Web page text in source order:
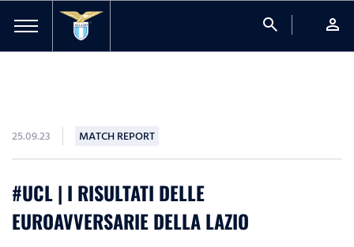
search person
25.09.23 MATCH REPORT
#UCL | I RISULTATI DELLE
EUROAVVERSARIE DELLA LAZIO